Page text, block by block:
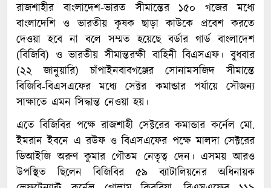
রাজশাহীর বাংলাদেশ-ভারত সীমান্তের ১৫০ গজের মধ্যে
বাংলাদেশি ও ভারতীয় কৃষক ছাড়া কাউকে প্রবেশ করতে
দেওয়া হবে না বলে সম্মত হয়েছে বর্ডার গার্ড বাংলাদেশ
(বিজিবি) ও ভারতীয় সীমান্তরক্ষী বাহিনী বিএসএফ। বুধবার
(২২ জানুয়ারি) চাঁপাইনবাবগঞ্জের সোনামসজিদ সীমান্তে
বিজিবি-বিএসএফের মধ্যে সেক্টর কমান্ডার পর্যায়ে সৌজন্য
সাক্ষাতে এমন সিদ্ধান্ত নেওয়া হয়।
এতে বিজিবির পক্ষে রাজশাহী সেক্টরের কমান্ডার কর্নেল মো.
ইমরান ইবনে এ রউফ ও বিএসএফের পক্ষে মালদা সেক্টরের
ডিআইজি অরুণ কুমার গৌতম নেতৃত্ব দেন। এসময় আরও
উপস্থিত ছিলেন বিজিবির ৫৯ ব্যাটালিয়নের অধিনায়ক